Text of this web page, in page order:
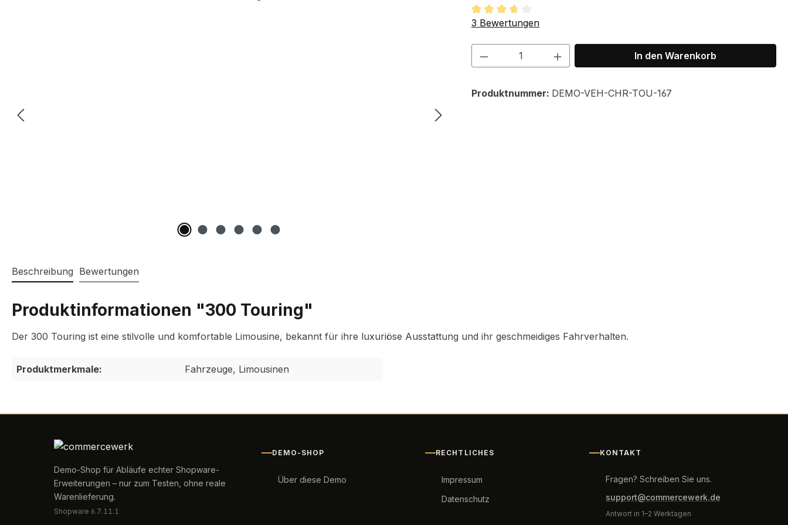
Durchschnittliche Bewertung von 3.67 von 5 Sternen
3 Bewertungen
Produkt Anzahl: Gib den gewünschten Wert
In den Warenkorb
Produktnummer: DEMO-VEH-CHR-TOU-167
Beschreibung Bewertungen
Produktinformationen "300 Touring"
Der 300 Touring ist eine stilvolle und komfortable Limousine, bekannt für ihre luxuriöse Ausstattung und ihr geschmeidiges Fahrverhalten.
Produktmerkmale: Fahrzeuge, Limousinen
Demo-Shop für Abläufe echter Shopware-
Erweiterungen – nur zum Testen, ohne reale
Warenlieferung.
Shopware 6.7.11.1
DEMO-SHOP
Über diese Demo
RECHTLICHES
Impressum
Datenschutz
KONTAKT
Fragen? Schreiben Sie uns.
support@commercewerk.de
Antwort in 1–2 Werktagen